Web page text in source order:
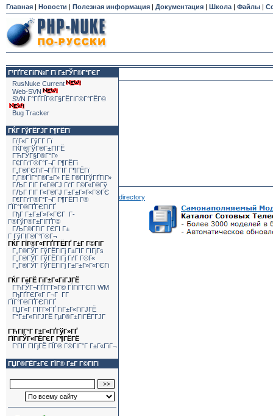
Главная | Новости | Полезная информация | Документация | Школа | Файлы |
Г’ГҐГЄГіГ№Г Гї Г±ГЎГ®Г°ГЄГ
RusNuke Current
Web-SVN
SVN Г°ГҐГЇГ®Г§ГЁГІГ®Г°ГЁГ©
Bug Tracker
ГЌГ ГўГЁГЈГ Г¶ГЁГї
ГѓГ«Г ГўГ­Г Гї
ГЌГ®ГўГ®Г±ГІГЁ
ГЋГЎГ§Г®Г°Г»
Г€Г­ГґГ®Г°Г¬Г Г¶ГЁГї
Г„Г®ГЄГіГ¬ГҐГ­ГІГ Г¶ГЁГї
Г‚Г®ГЇГ°Г®Г±Г» ГЁ Г®ГІГўГҐГІГ»
ГЉГ ГІГ Г«Г®ГЈ ГґГ Г©Г«Г®Гў
ГЉГ ГІГ Г«Г®ГЈ Г±Г±Г»Г«Г®ГЄ
Г€Г­ГґГ®Г°Г¬Г Г¶ГЁГї Г®
ГЇГ°Г®ГҐГЄГІГҐ
ГђГ Г±Г±Г»Г«ГЄГ Г­
Г®ГўГ®Г±ГІГҐГ©
ГЉГ®Г­ГІГ ГЄГІ Г±
Г ГўГІГ®Г°Г®Г¬
ГЌГ ГЇГ®Г«Г­ГҐГ­ГЁГҐ Г±Г Г©ГІГ
Г„Г®ГЎГ ГўГЁГІГј Г±ГІГ ГІГјГѕ
Г„Г®ГЎГ ГўГЁГІГј ГґГ Г©Г«
Г„Г®ГЎГ ГўГЁГІГј Г±Г±Г»Г«ГЄГі
ГЌГ ГёГЁ ГіГ±Г«ГіГЈГЁ
ГЋГЎГ¬ГҐГ­Г­Г»Г© ГЇГіГ­ГЄГІ WM
ГђГҐГЄГ«Г Г¬Г Г­Г
ГЇГ°Г®ГҐГЄГІГҐ
ГЏГ«Г ГІГ­Г»ГҐ ГіГ±Г«ГіГЈГЁ
Г“Г±Г«ГіГЈГЁ ГµГ®Г±ГІГЁГ­ГЈГ
ГЋГІГ°Г Г±Г«ГҐГўГ»ГҐ
ГЇГіГЎГ«ГЁГЄГ Г¶ГЁГЁ
Г‘ГІГ ГІГјГЁ ГЇГ® Г®ГІГ°Г Г±Г«ГїГ¬
ГЏГ®ГЁГ±ГЄ ГЇГ® Г±Г Г©ГІГі
directory